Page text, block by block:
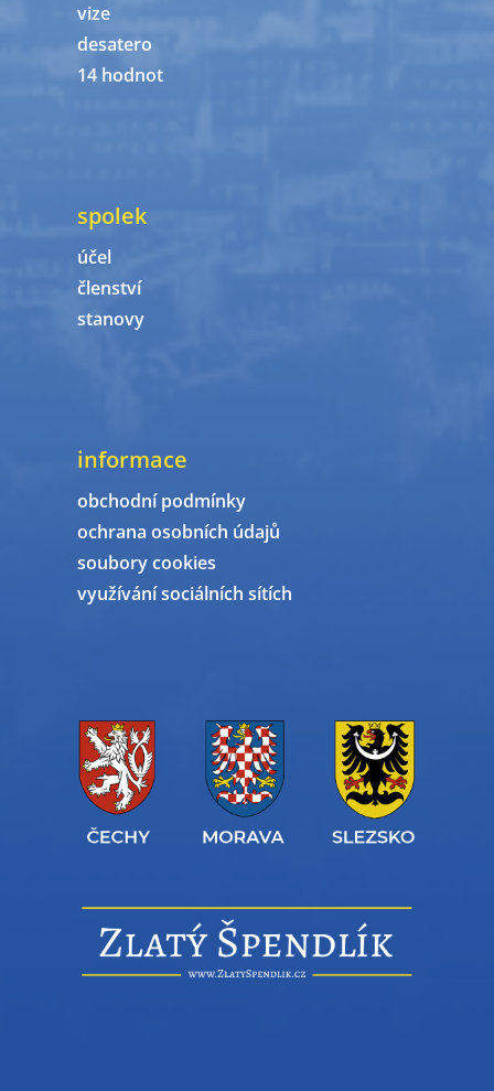
vize
desatero
14 hodnot
spolek
účel
členství
stanovy
informace
obchodní podmínky
ochrana osobních údajů
soubory cookies
využívání sociálních sítích